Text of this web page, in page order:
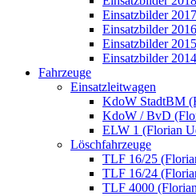
Einsatzbilder 2017
Einsatzbilder 2016
Einsatzbilder 2015
Einsatzbilder 2014
Fahrzeuge
Einsatzleitwagen
KdoW StadtBM
KdoW / BvD
ELW 1 (Florian
Löschfahrzeuge
TLF 16/25
TLF 16/24
TLF 4000